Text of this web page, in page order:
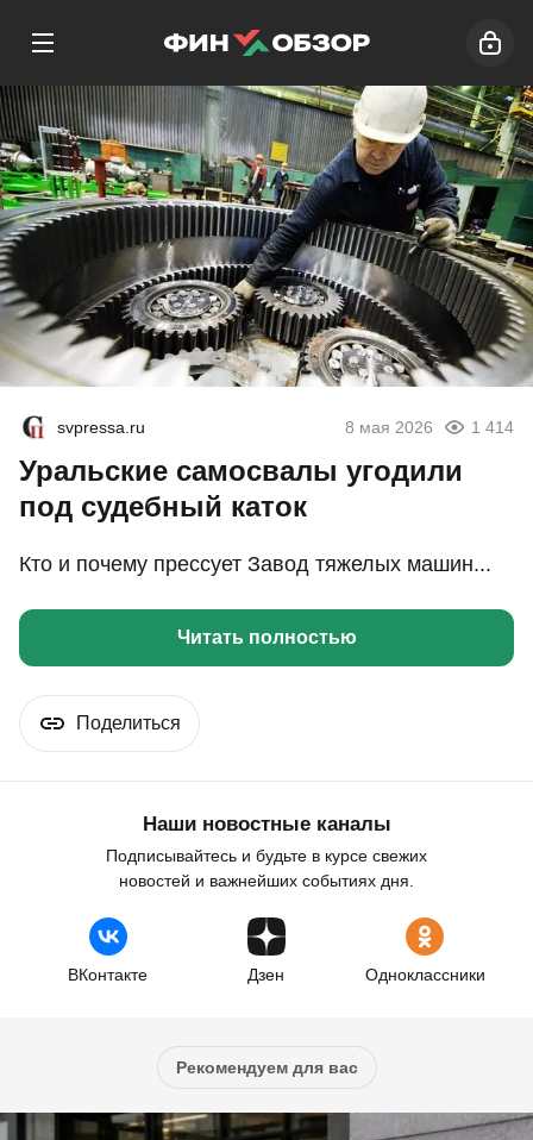
svpressa.ru 8 мая 2026 1 414
Уральские самосвалы угодили
под судебный каток
Кто и почему прессует Завод тяжелых машин...
Читать полностью
Поделиться
Наши новостные каналы
Подписывайтесь и будьте в курсе свежих
новостей и важнейших событиях дня.
ВКонтакте Дзен Одноклассники
Рекомендуем для вас